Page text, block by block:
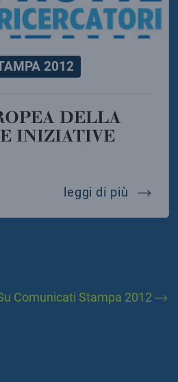
2012
INIZIATIVE
leggi di più notte
Comunicati Stampa 2012